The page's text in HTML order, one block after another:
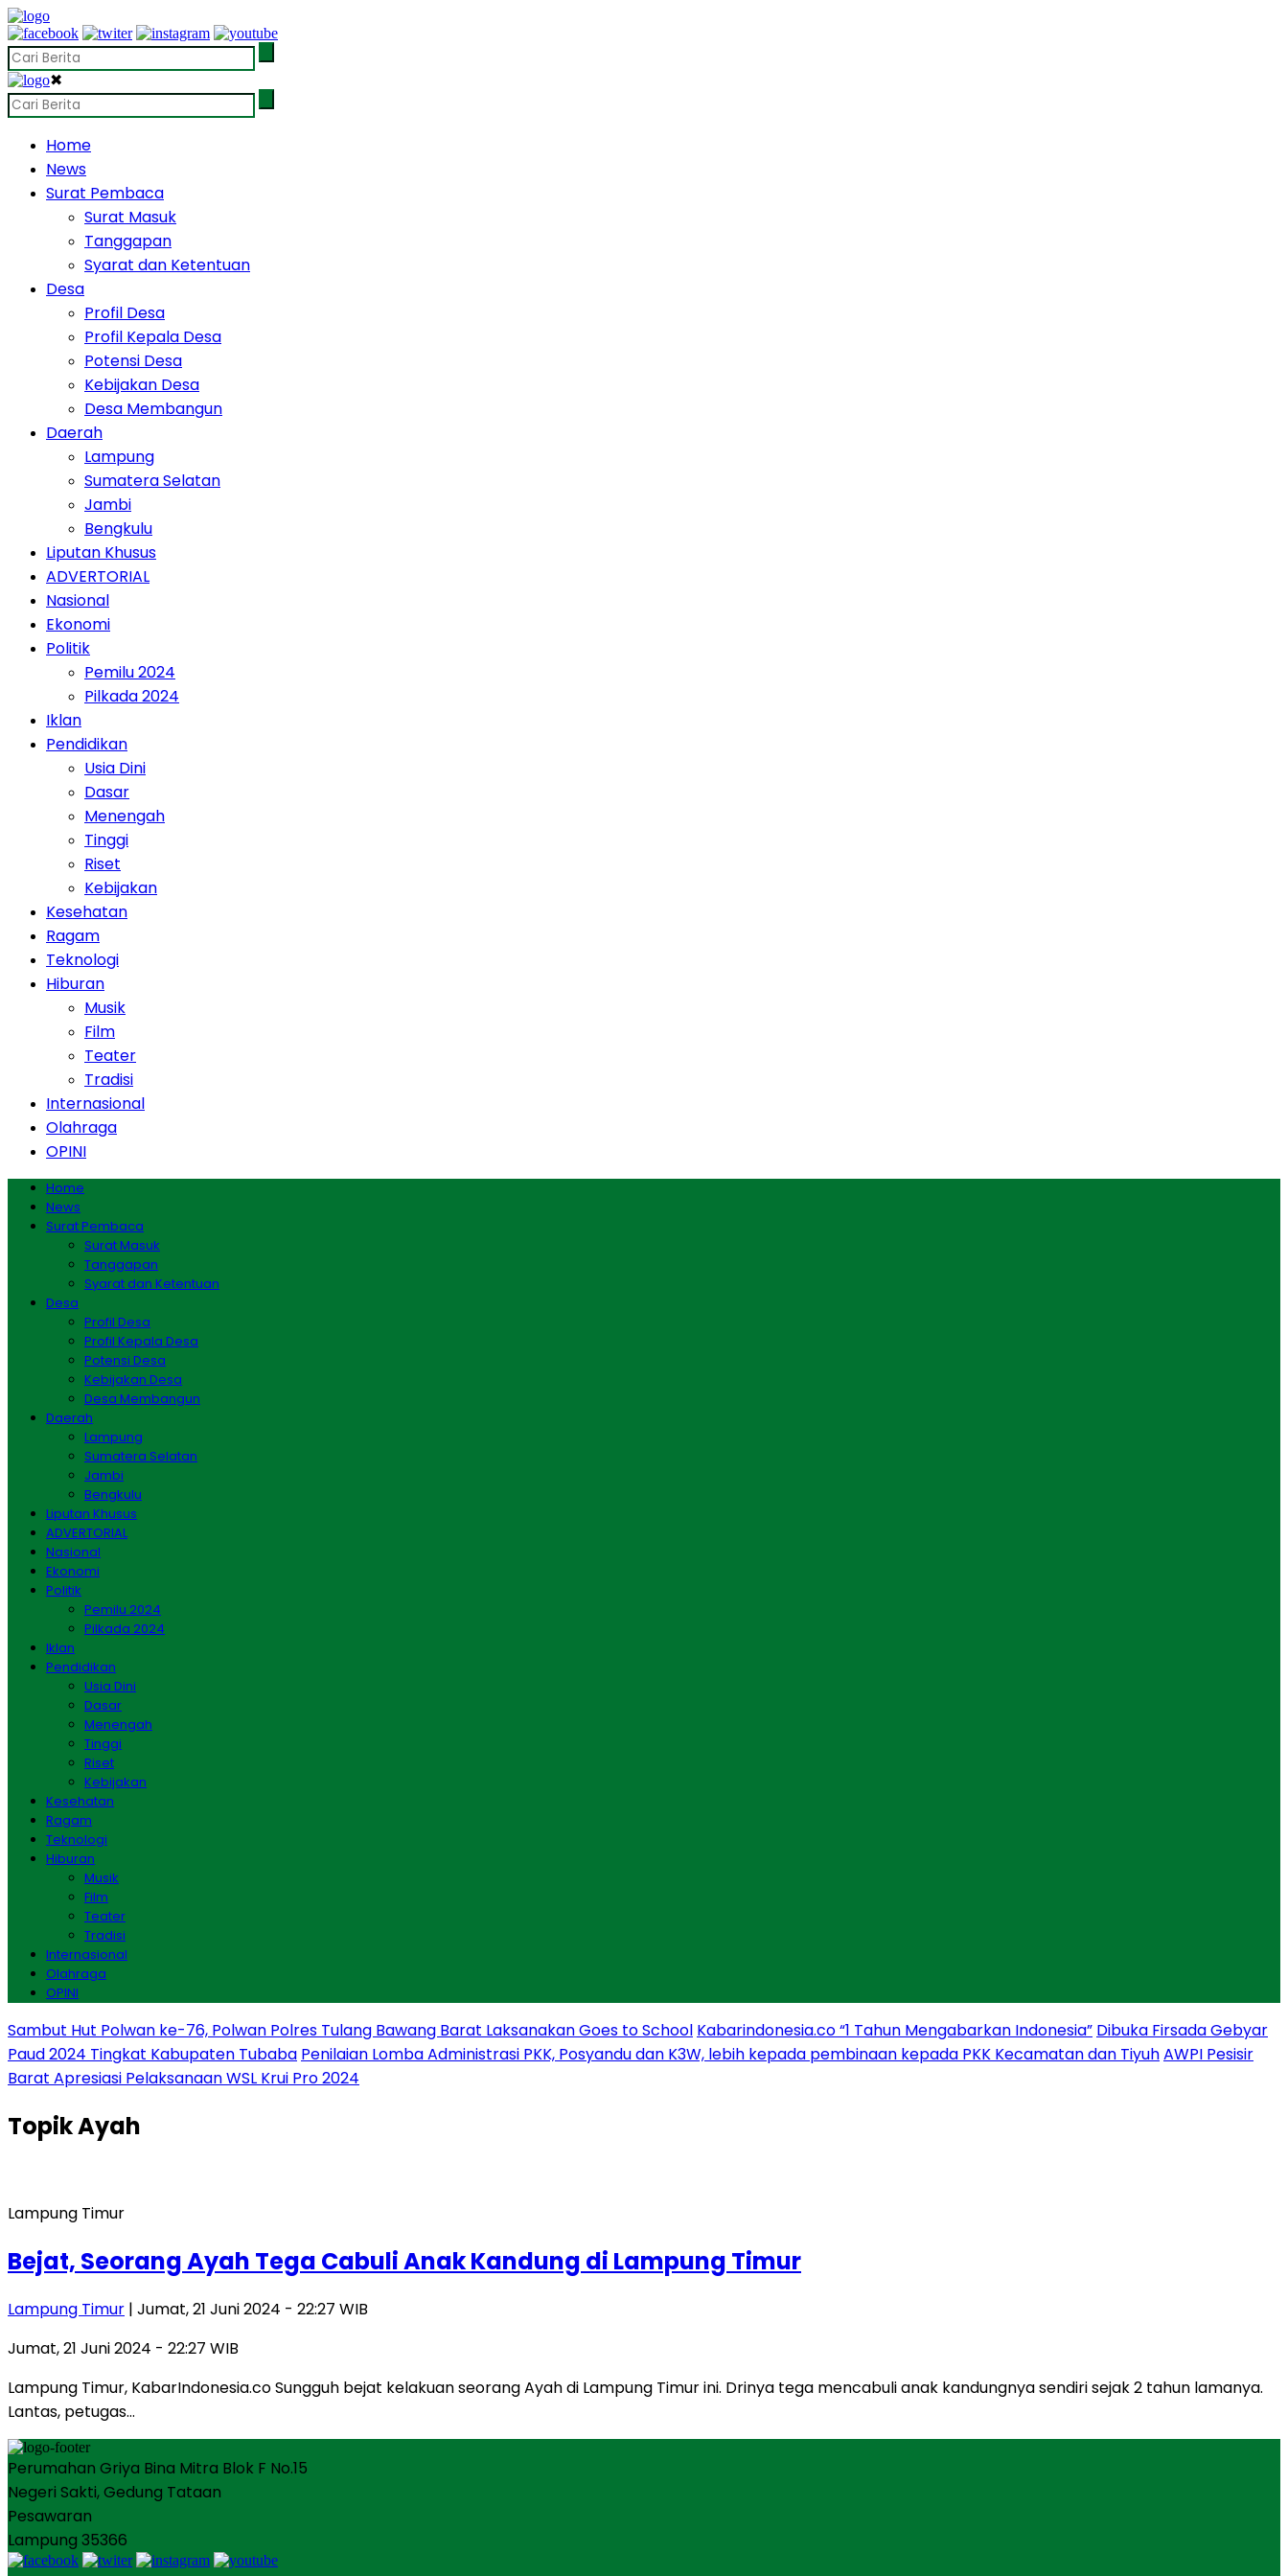
✖
Home
News
Surat Pembaca
Surat Masuk
Tanggapan
Syarat dan Ketentuan
Desa
Profil Desa
Profil Kepala Desa
Potensi Desa
Kebijakan Desa
Desa Membangun
Daerah
Lampung
Sumatera Selatan
Jambi
Bengkulu
Liputan Khusus
ADVERTORIAL
Nasional
Ekonomi
Politik
Pemilu 2024
Pilkada 2024
Iklan
Pendidikan
Usia Dini
Dasar
Menengah
Tinggi
Riset
Kebijakan
Kesehatan
Ragam
Teknologi
Hiburan
Musik
Film
Teater
Tradisi
Internasional
Olahraga
OPINI
Home
News
Surat Pembaca
Surat Masuk
Tanggapan
Syarat dan Ketentuan
Desa
Profil Desa
Profil Kepala Desa
Potensi Desa
Kebijakan Desa
Desa Membangun
Daerah
Lampung
Sumatera Selatan
Jambi
Bengkulu
Liputan Khusus
ADVERTORIAL
Nasional
Ekonomi
Politik
Pemilu 2024
Pilkada 2024
Iklan
Pendidikan
Usia Dini
Dasar
Menengah
Tinggi
Riset
Kebijakan
Kesehatan
Ragam
Teknologi
Hiburan
Musik
Film
Teater
Tradisi
Internasional
Olahraga
OPINI
Sambut Hut Polwan ke-76, Polwan Polres Tulang Bawang Barat Laksanakan Goes to School Kabarindonesia.co “1 Tahun Mengabarkan Indonesia” Dibuka Firsada Gebyar
Paud 2024 Tingkat Kabupaten Tubaba Penilaian Lomba Administrasi PKK, Posyandu dan K3W, lebih kepada pembinaan kepada PKK Kecamatan dan TiyuhAWPI Pesisir
Barat Apresiasi Pelaksanaan WSL Krui Pro 2024
TopikAyah
Lampung Timur
Bejat, Seorang Ayah Tega Cabuli Anak Kandung di Lampung Timur
Lampung Timur | Jumat, 21 Juni 2024 - 22:27 WIB
Jumat, 21 Juni 2024 - 22:27 WIB
Lampung Timur, KabarIndonesia.co Sungguh bejat kelakuan seorang Ayah di Lampung Timur ini. Drinya tega mencabuli anak kandungnya sendiri sejak 2 tahun lamanya.
Lantas, petugas…
Perumahan Griya Bina Mitra Blok F No.15
Negeri Sakti, Gedung Tataan
Pesawaran
Lampung 35366